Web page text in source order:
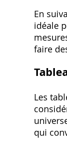
En
idéale
faire
Les
qui